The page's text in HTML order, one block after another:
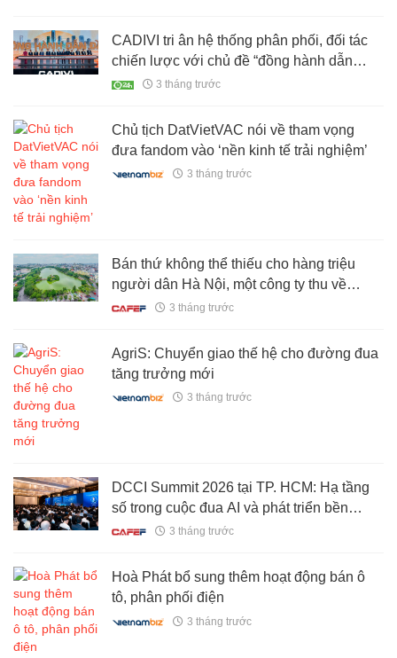
CADIVI tri ân hệ thống phân phối, đối tác
chiến lược với chủ đề “đồng hành dẫn
đầu”
3 tháng trước
Chủ tịch DatVietVAC nói về tham vọng
đưa fandom vào ‘nền kinh tế trải nghiệm’
3 tháng trước
Bán thứ không thể thiếu cho hàng triệu
người dân Hà Nội, một công ty thu về
60.000 tỷ đồng
3 tháng trước
AgriS: Chuyển giao thế hệ cho đường đua
tăng trưởng mới
3 tháng trước
DCCI Summit 2026 tại TP. HCM: Hạ tầng
số trong cuộc đua AI và phát triển bền
vững
3 tháng trước
Hoà Phát bổ sung thêm hoạt động bán ô
tô, phân phối điện
3 tháng trước